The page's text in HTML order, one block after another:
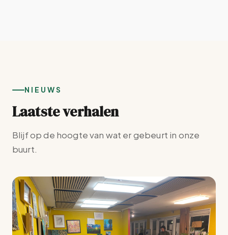
NIEUWS
Laatste verhalen
Blijf op de hoogte van wat er gebeurt in onze
buurt.